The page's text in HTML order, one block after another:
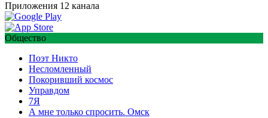
Приложения 12 канала
Общество
Поэт Никто
Несломленный
Покоривший космос
Управдом
7Я
А мне только спросить. Омск